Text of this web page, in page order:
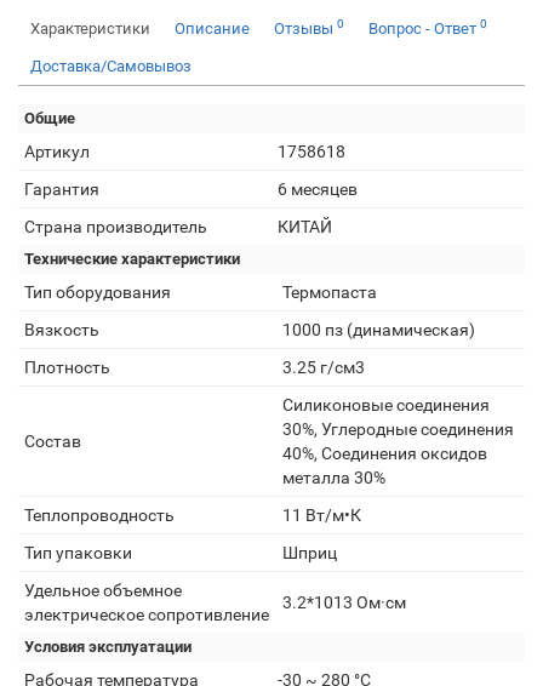
Характеристики Описание Отзывы 0 Вопрос - Ответ 0
Доставка/Самовывоз
Общие
Артикул
1758618
Гарантия
6 месяцев
Страна производитель
КИТАЙ
Технические характеристики
Тип оборудования
Термопаста
Вязкость
1000 пз (динамическая)
Плотность
3.25 г/см3
Состав
Силиконовые соединения
30%, Углеродные соединения
40%, Соединения оксидов
металла 30%
Теплопроводность
11 Вт/м•К
Тип упаковки
Шприц
Удельное объемное
электрическое сопротивление
3.2*1013 Ом·см
Условия эксплуатации
Рабочая температура -30 ~ 280 °C